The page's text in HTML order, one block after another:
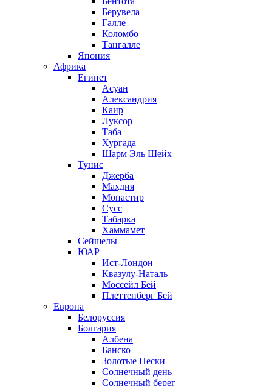
Берувела
Галле
Коломбо
Тангалле
Япония
Африка
Египет
Асуан
Александрия
Каир
Луксор
Таба
Хургада
Шарм Эль Шейх
Тунис
Джерба
Махдия
Монастир
Сусс
Табарка
Хаммамет
Сейшелы
ЮАР
Ист-Лондон
Квазулу-Наталь
Моссейл Бей
Плеттенберг Бей
Европа
Белоруссия
Болгария
Албена
Банско
Золотые Пески
Солнечный день
Солнечный берег